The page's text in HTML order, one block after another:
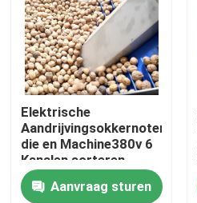
VR-show
Ongeveer ons
Fabrieksreis
Kwaliteitscontrole
Elektrische
Aandrijvingsokkernoten
die en Machine380v 6
Kanalen sorteren
schillen
Aanvraag sturen